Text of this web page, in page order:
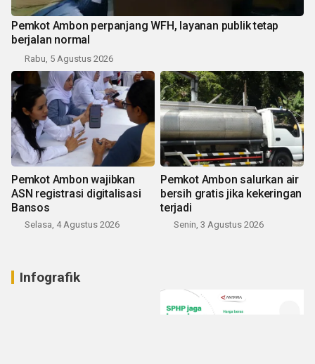
Pemkot Ambon perpanjang WFH, layanan publik tetap
berjalan normal
Rabu, 5 Agustus 2026
Pemkot Ambon wajibkan
ASN registrasi digitalisasi
Bansos
Selasa, 4 Agustus 2026
Pemkot Ambon salurkan air
bersih gratis jika kekeringan
terjadi
Senin, 3 Agustus 2026
Infografik